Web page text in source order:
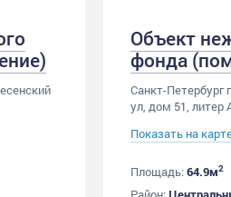
Объект
фонда
Санкт-Петербург
ул, дом 51, литер
Показать на
Площадь:64.9м2